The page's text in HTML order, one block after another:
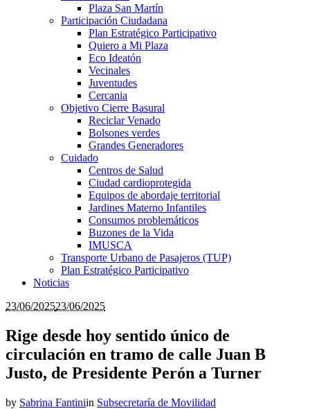
Plaza San Martín
Participación Ciudadana
Plan Estratégico Participativo
Quiero a Mi Plaza
Eco Ideatón
Vecinales
Juventudes
Cercania
Objetivo Cierre Basural
Reciclar Venado
Bolsones verdes
Grandes Generadores
Cuidado
Centros de Salud
Ciudad cardioprotegida
Equipos de abordaje territorial
Jardines Materno Infantiles
Consumos problemáticos
Buzones de la Vida
IMUSCA
Transporte Urbano de Pasajeros (TUP)
Plan Estratégico Participativo
Noticias
23/06/202523/06/2025
Rige desde hoy sentido único de
circulación en tramo de calle Juan B
Justo, de Presidente Perón a Turner
by Sabrina Fantiniin Subsecretaría de Movilidad